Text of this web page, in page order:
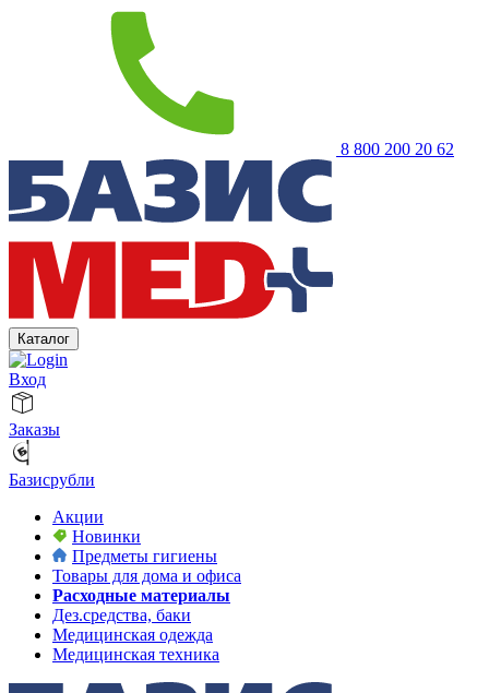
8 800 200 20 62
Каталог
Вход
Заказы
Базисрубли
Акции
Новинки
Предметы гигиены
Товары для дома и офиса
Расходные материалы
Дез.средства, баки
Медицинская одежда
Медицинская техника